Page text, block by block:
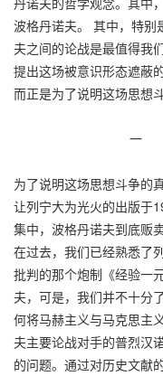
波格丹诺夫。 其中，特
夫之间的论战是最值得我
提出这场被意识形态遮蔽
而正是为了说明这场思想
一
为了说明这场思想斗争的
让列宁大为光火的出版于
集中，波格丹诺夫到底贩
在过去，我们已经熟悉了
批判的那个炮制《经验一
夫，可是，我们并不十分
何将马赫主义与马克思主
夫主要论战对手的普烈汉
的问题。通过对历史文献